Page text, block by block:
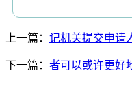
上一篇： 记机关提交申请
下一篇： 者可以或许更好